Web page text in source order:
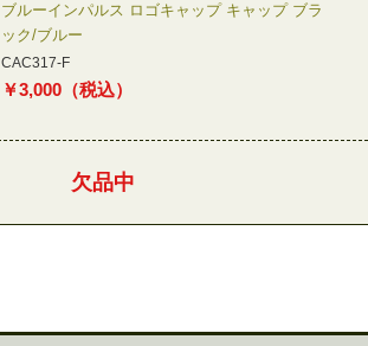
ブルーインパルス ロゴキャップ キャップ ブラ
ック/ブルー
CAC317-F
￥3,000 （税込）
欠品中